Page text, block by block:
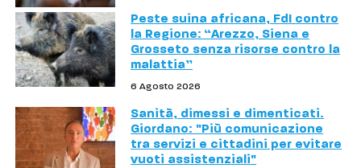
Peste suina africana, FdI contro
la Regione: “Arezzo, Siena e
Grosseto senza risorse contro la
malattia”
6 Agosto 2026
Sanità, dimessi e dimenticati.
Giordano: "Più comunicazione
tra servizi e cittadini per evitare
vuoti assistenziali"